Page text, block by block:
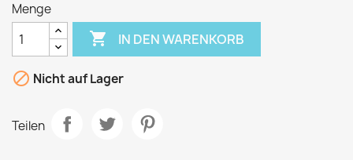
Menge
 IN DEN WARENKORB
 Nicht auf Lager
Teilen